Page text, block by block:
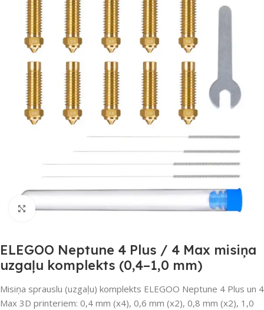
Noklikšķiniet, lai palielinātu
ELEGOO Neptune 4 Plus / 4 Max misiņa
uzgaļu komplekts (0,4–1,0 mm)
Misiņa sprauslu (uzgaļu) komplekts ELEGOO Neptune 4 Plus un 4
Max 3D printeriem: 0,4 mm (x4), 0,6 mm (x2), 0,8 mm (x2), 1,0